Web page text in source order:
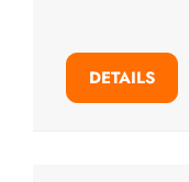
DETAILS